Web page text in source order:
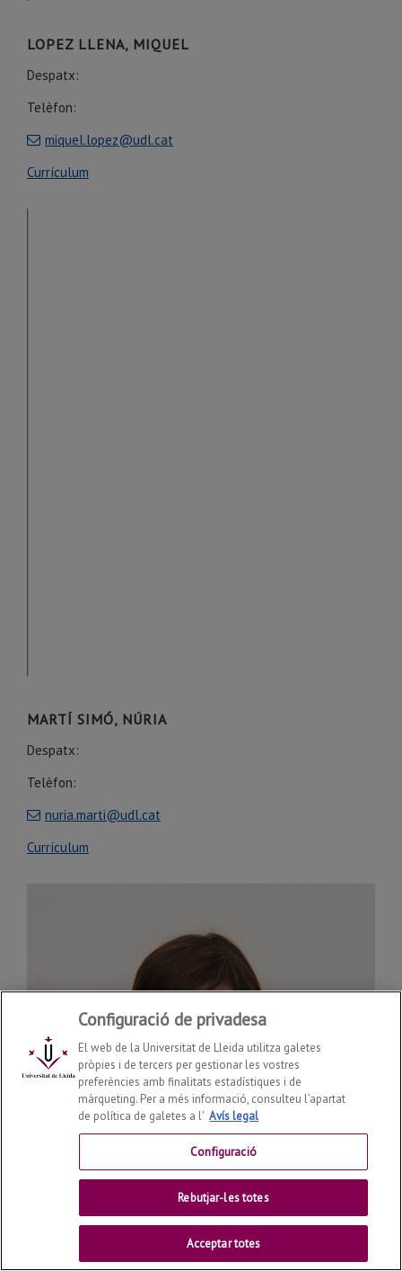
LOPEZ LLENA, MIQUEL
Despatx:
Telèfon:
miquel.lopez@udl.cat
Currículum
MARTÍ SIMÓ, NÚRIA
Despatx:
Telèfon:
nuria.marti@udl.cat
Currículum
Configuració de privadesa
El web de la Universitat de Lleida utilitza galetes
pròpies i de tercers per gestionar les vostres
preferències amb finalitats estadístiques i de
màrqueting. Per a més informació, consulteu l’apartat
de política de galetes a l' Avís legal
Configuració
Rebutjar-les totes
Acceptar totes